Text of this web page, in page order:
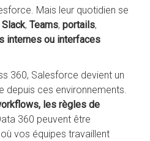
Mais leur quotidien se
Slack, Teams, portails,
internes ou interfaces
360, Salesforce devient un
depuis ces environnements.
les règles de
360 peuvent être
vos équipes travaillent